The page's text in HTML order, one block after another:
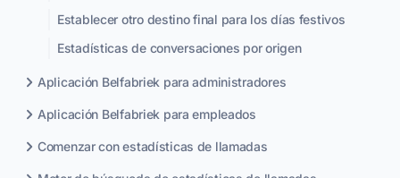
Establecer otro destino final para los días festivos
Estadísticas de conversaciones por origen
Aplicación Belfabriek para administradores
Aplicación Belfabriek para empleados
Comenzar con estadísticas de llamadas